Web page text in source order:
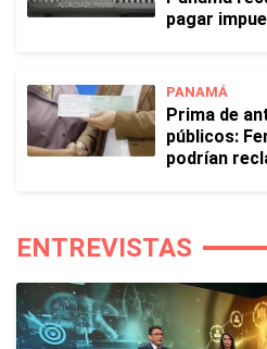
pagar
PANAMÁ
Prima de
públicos:
podrían
ENTREVISTAS